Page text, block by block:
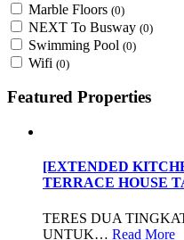
Marble Floors (0)
NEXT To Busway (0)
Swimming Pool (0)
Wifi (0)
Featured Properties
[EXTENDED
TERRACE HOUSE
TERES DUA
UNTUK… Read More